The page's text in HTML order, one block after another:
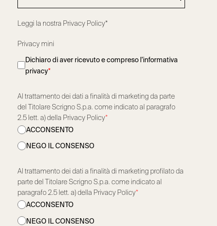
Leggi la nostra Privacy Policy*
Privacy mini
Dichiaro di aver ricevuto e compreso l’informativa
privacy*
Al trattamento dei dati a finalità di marketing da parte
del Titolare Scrigno S.p.a. come indicato al paragrafo
2.5 lett. a) della Privacy Policy*
ACCONSENTO
NEGO IL CONSENSO
Al trattamento dei dati a finalità di marketing profilato da
parte del Titolare Scrigno S.p.a. come indicato al
paragrafo 2.5 lett. a) della Privacy Policy*
ACCONSENTO
NEGO IL CONSENSO